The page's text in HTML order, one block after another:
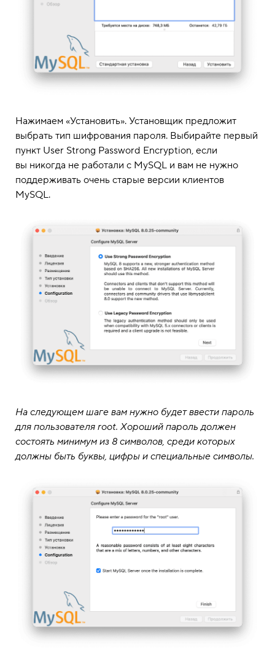
Нажимаем «Установить». Установщик предложит
выбрать тип шифрования пароля. Выбирайте первый
пункт User Strong Password Encryption, если
вы никогда не работали с MySQL и вам не нужно
поддерживать очень старые версии клиентов
MySQL.
На следующем шаге вам нужно будет ввести пароль
для пользователя root. Хороший пароль должен
состоять минимум из 8 символов, среди которых
должны быть буквы, цифры и специальные символы.